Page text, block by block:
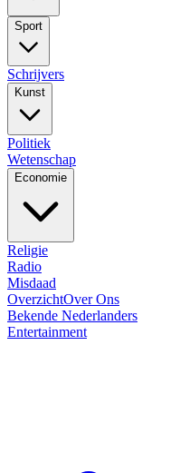
Sport
Schrijvers
Kunst
Politiek
Wetenschap
Economie
Religie
Radio
Misdaad
OverzichtOver Ons
Bekende Nederlanders
Entertainment